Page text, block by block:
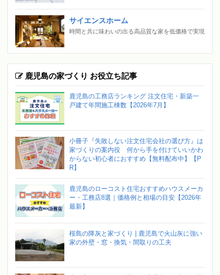
サイエンスホーム
時間と共に味わいの出る高品質な家を低価格で実現
鹿児島の家づくり お役立ち記事
鹿児島の工務店ランキング 注文住宅・新築一
戸建て年間施工棟数【2026年7月】
小冊子『失敗しない注文住宅会社の選び方』は
家づくりの案内役 何から手を付けていいかわ
からない初心者におすすめ【無料配布中】【P
R】
鹿児島のローコスト住宅おすすめハウスメーカ
ー・工務店8選｜価格例と相場の目安【2026年
最新】
桜島の降灰と家づくり | 鹿児島で火山灰に強い
家の外壁・窓・換気・間取りの工夫